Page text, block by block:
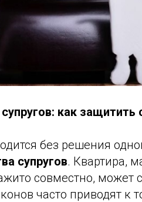
как защитить
без решения
супругов. Квартира,
совместно, может
часто приводят к